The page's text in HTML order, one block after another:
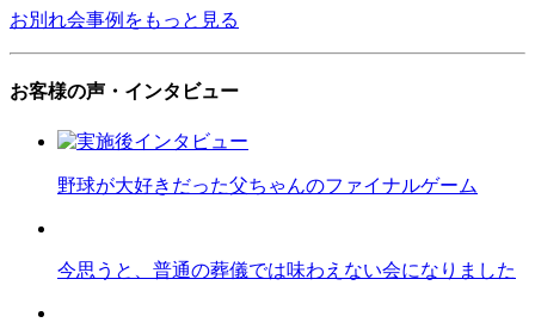
お別れ会事例をもっと見る
お客様の声・インタビュー
野球が大好きだった父ちゃんのファイナルゲーム
今思うと、普通の葬儀では味わえない会になりました